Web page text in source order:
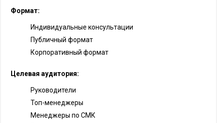
Формат:
Индивидуальные консультации
Публичный формат
Корпоративный формат
Целевая аудитория:
Руководители
Топ-менеджеры
Менеджеры по СМК